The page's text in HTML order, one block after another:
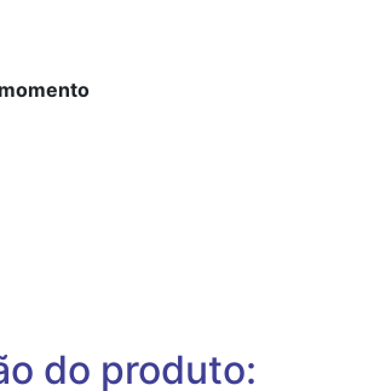
do produto: